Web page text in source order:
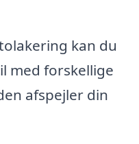
kan du
med forskellige
afspejler din